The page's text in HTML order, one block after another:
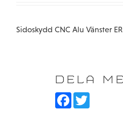
Sidoskydd CNC Alu Vänster
DELA
F
T